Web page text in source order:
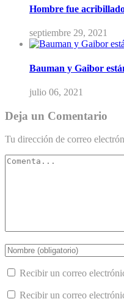
Hombre fue
septiembre 29, 2021
Bauman y Gaibor
julio 06, 2021
Deja un Comentario
Tu dirección de correo
Recibir un correo
Recibir un correo